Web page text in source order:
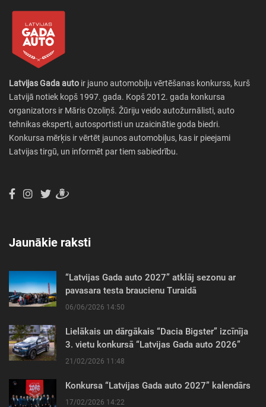
Latvijas Gada auto ir jauno automobiļu vērtēšanas konkurss, kurš
Latvijā notiek kopš 1997. gada. Kopš 2012. gada konkursa
organizators ir Māris Ozoliņš. Žūriju veido autožurnālisti, auto
tehnikas eksperti, autosportisti un uzaicinātie goda biedri.
Konkursa mērķis ir vērtēt jaunos automobiļus, kas ir pieejami
Latvijas tirgū, un informēt par tiem sabiedrību.
Jaunākie raksti
“Latvijas Gada auto 2027” atklāj sezonu ar
pavasara testa braucienu Turaidā
06/06/2026 14:50
Lielākais un dārgākais “Dacia Bigster” izcīnīja
3. vietu konkursā “Latvijas Gada auto 2026”
21/02/2026 11:48
Konkursa “Latvijas Gada auto 2027” kalendārs
17/02/2026 14:22